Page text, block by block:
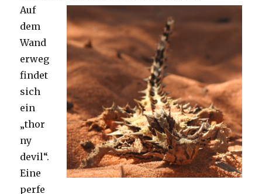
Auf
dem
Wand
erweg
findet
sich
ein
„thor
ny
devil“.
Eine
perfe